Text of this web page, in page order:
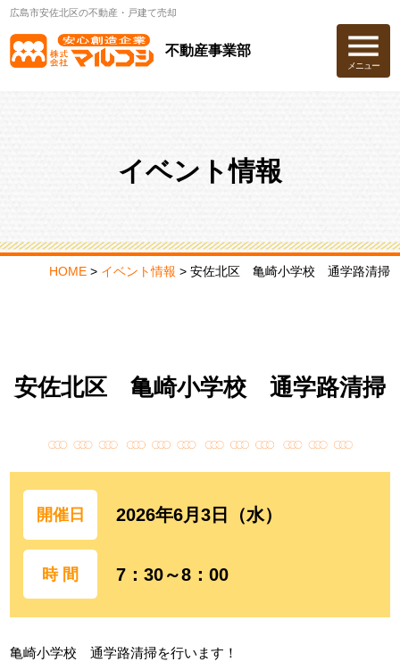
広島市安佐北区の不動産・戸建て売却
不動産事業部
メニュー
イベント情報
HOME> イベント情報 > 安佐北区 亀崎小学校 通学路清掃
安佐北区 亀崎小学校 通学路清掃
開催日 2026年6月3日（水）
時 間 7：30～8：00
亀崎小学校 通学路清掃を行います！